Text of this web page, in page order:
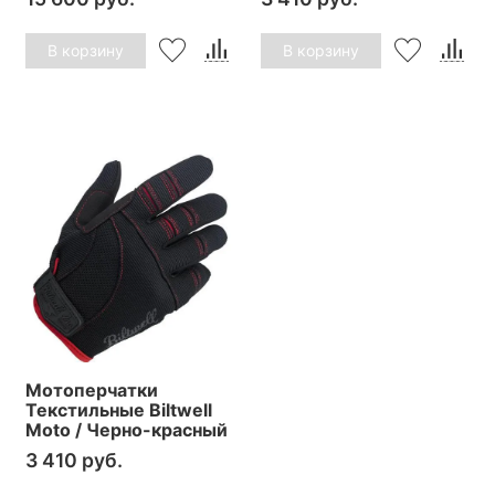
В корзину В корзину
Мотоперчатки
Текстильные Biltwell
Moto / Черно-красный
3 410 руб.